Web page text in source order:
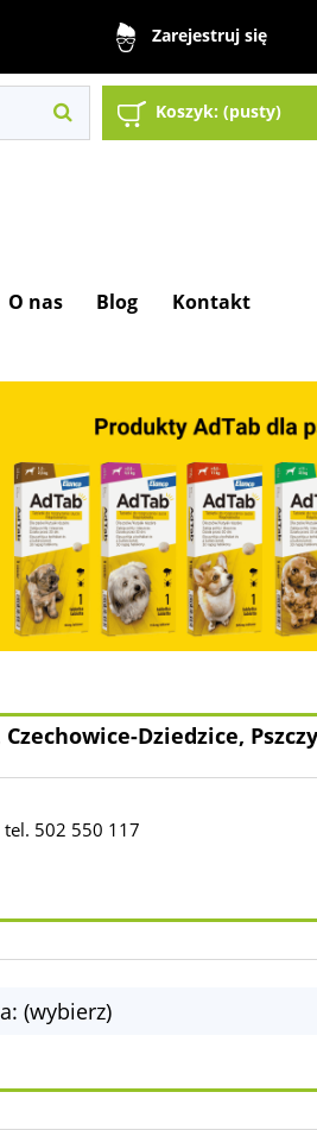
Zarejestruj się
Koszyk: (pusty)
O nas Blog Kontakt
Dziedzice,
502 550 117
(wybierz)